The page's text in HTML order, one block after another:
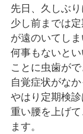
先日、久しぶり
少し前までは
が遠のいてし
何事もないと
ことに虫歯がで
自覚症状がな
やはり定期検診
重い腰を上げ
ます。